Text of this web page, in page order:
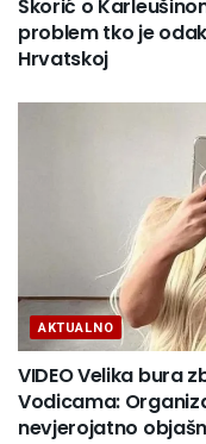
Škorić o
problem tko je
Hrvatskoj
AKTUALNO
VIDEO Velika bura
Vodicama:
nevjerojatno